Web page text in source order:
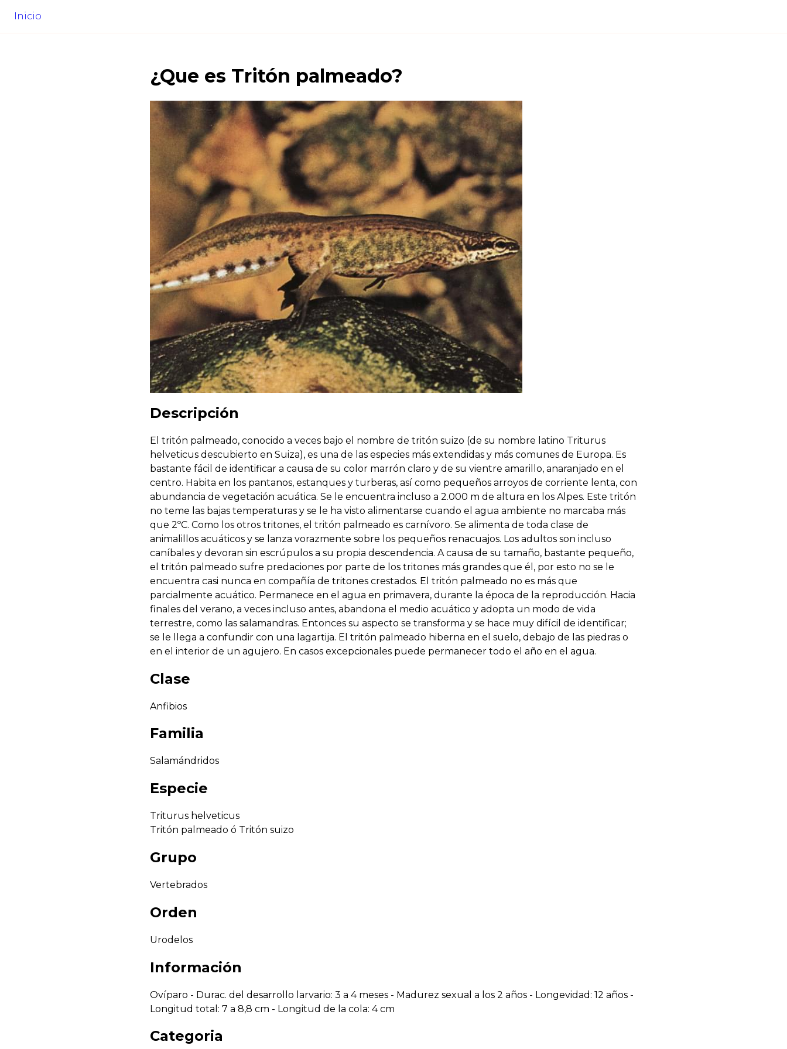
Inicio
¿Que es Tritón palmeado?
Descripción
El tritón palmeado, conocido a veces bajo el nombre de tritón suizo (de su nombre latino Triturus
helveticus descubierto en Suiza), es una de las especies más extendidas y más comunes de Europa. Es
bastante fácil de identificar a causa de su color marrón claro y de su vientre amarillo, anaranjado en el
centro. Habita en los pantanos, estanques y turberas, así como pequeños arroyos de corriente lenta, con
abundancia de vegetación acuática. Se le encuentra incluso a 2.000 m de altura en los Alpes. Este tritón
no teme las bajas temperaturas y se le ha visto alimentarse cuando el agua ambiente no marcaba más
que 2ºC. Como los otros tritones, el tritón palmeado es carnívoro. Se alimenta de toda clase de
animalillos acuáticos y se lanza vorazmente sobre los pequeños renacuajos. Los adultos son incluso
caníbales y devoran sin escrúpulos a su propia descendencia. A causa de su tamaño, bastante pequeño,
el tritón palmeado sufre predaciones por parte de los tritones más grandes que él, por esto no se le
encuentra casi nunca en compañía de tritones crestados. El tritón palmeado no es más que
parcialmente acuático. Permanece en el agua en primavera, durante la época de la reproducción. Hacia
finales del verano, a veces incluso antes, abandona el medio acuático y adopta un modo de vida
terrestre, como las salamandras. Entonces su aspecto se transforma y se hace muy difícil de identificar;
se le llega a confundir con una lagartija. El tritón palmeado hiberna en el suelo, debajo de las piedras o
en el interior de un agujero. En casos excepcionales puede permanecer todo el año en el agua.
Clase
Anfibios
Familia
Salamándridos
Especie
Triturus helveticus
Tritón palmeado ó Tritón suizo
Grupo
Vertebrados
Orden
Urodelos
Información
Ovíparo - Durac. del desarrollo larvario: 3 a 4 meses - Madurez sexual a los 2 años - Longevidad: 12 años -
Longitud total: 7 a 8,8 cm - Longitud de la cola: 4 cm
Categoria